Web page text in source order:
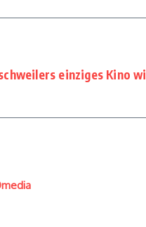
einziges Kino